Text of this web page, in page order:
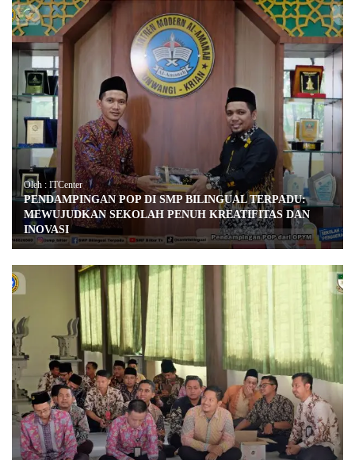
Oleh : ITCenter
PENDAMPINGAN POP DI SMP BILINGUAL TERPADU:
MEWUJUDKAN SEKOLAH PENUH KREATIFITAS DAN
INOVASI